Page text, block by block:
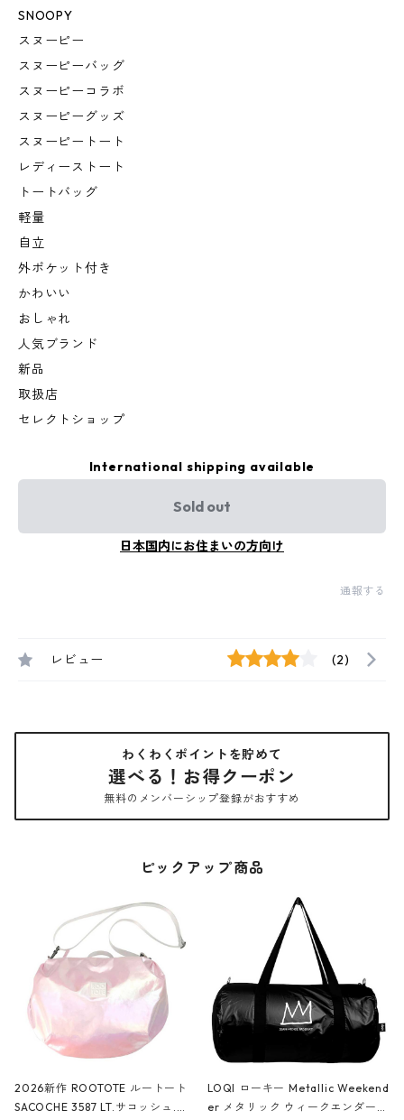
SNOOPY
スヌーピー
スヌーピーバッグ
スヌーピーコラボ
スヌーピーグッズ
スヌーピートート
レディーストート
トートバッグ
軽量
自立
外ポケット付き
かわいい
おしゃれ
人気ブランド
新品
取扱店
セレクトショップ
International shipping available
Sold out
日本国内にお住まいの方向け
通報する
レビュー (2)
わくわくポイントを貯めて
選べる！お得クーポン
無料のメンバーシップ登録がおすすめ
ピックアップ商品
2026新作 ROOTOTE ルートート
SACOCHE 3587 LT.サコッシュ.ル
LOQI ローキー Metallic Weekend
er メタリック ウィークエンダー